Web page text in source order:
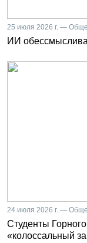
25 июля 2026 г. —
ИИ
24 июля 2026 г. —
Студенты
«колоссальный